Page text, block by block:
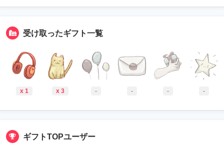
受け取ったギフト一覧
x 1 x 3 - - - -
ギフトTOPユーザー